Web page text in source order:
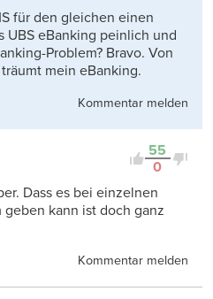
für den gleichen einen
UBS eBanking peinlich und
Problem? Bravo. Von
mein eBanking.
Kommentar melden
55
0
Dass es bei einzelnen
kann ist doch ganz
Kommentar melden